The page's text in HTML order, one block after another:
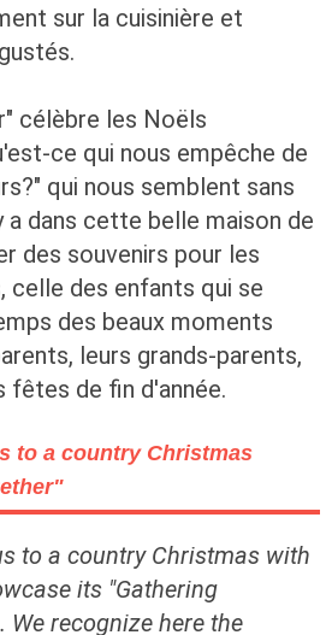
sur la cuisinière et
célèbre les Noëls
ce qui nous empêche de
qui nous semblent sans
a dans cette belle maison de
des souvenirs pour les
celle des enfants qui se
des beaux moments
leurs grands-parents,
fêtes de fin d'année.
to a country Christmas
to a country Christmas with
its "Gathering
We recognize here the